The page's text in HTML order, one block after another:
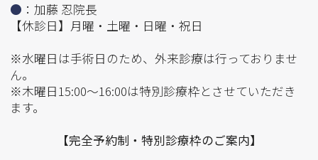
● ：加藤 忍院長
【休診日】月曜・土曜・日曜・祝日
※水曜日は手術日のため、外来診療は行っておりませ
ん。
※木曜日15:00～16:00は特別診療枠とさせていただき
ます。
【完全予約制・特別診療枠のご案内】